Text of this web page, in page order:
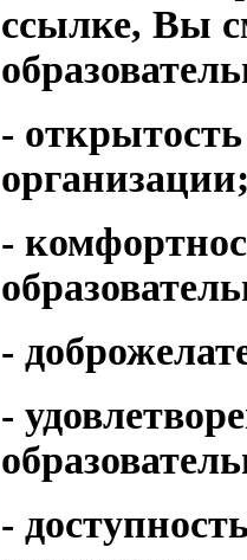
ссылке, Вы
-
-
-
-
-